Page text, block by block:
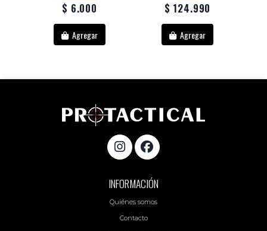
$ 6.000
Agregar
$ 124.990
Agregar
INFORMACIÓN
Quiénes somos
Contacto